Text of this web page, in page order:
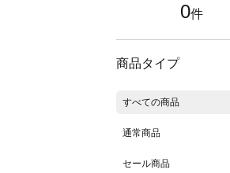
0件
商品タイプ
すべての商品
通常商品
セール商品